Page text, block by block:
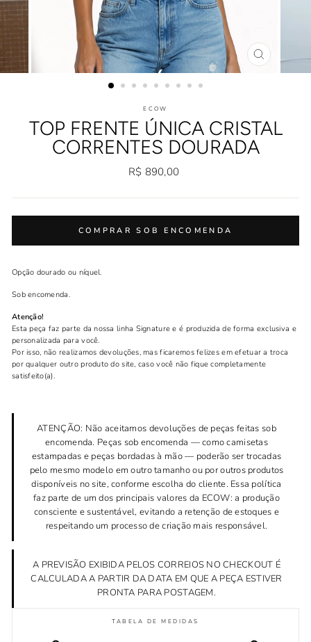
FECHAR
(ESC)
ECOW
TOP FRENTE ÚNICA CRISTAL
CORRENTES DOURADA
Preço
R$ 890,00
COMPRAR SOB ENCOMENDA
Opção dourado ou níquel.
Sob encomenda.
Atenção!
Esta peça faz parte da nossa linha Signature e é produzida de forma exclusiva e
personalizada para você.
Por isso, não realizamos devoluções, mas ficaremos felizes em efetuar a troca
por qualquer outro produto do site, caso você não fique completamente
satisfeito(a).
ATENÇÃO: Não aceitamos devoluções de peças feitas sob
encomenda. Peças sob encomenda — como camisetas
estampadas e peças bordadas à mão — poderão ser trocadas
pelo mesmo modelo em outro tamanho ou por outros produtos
disponíveis no site, conforme escolha do cliente. Essa política
faz parte de um dos principais valores da ECOW: a produção
consciente e sustentável, evitando a retenção de estoques e
respeitando um processo de criação mais responsável.
A PREVISÃO EXIBIDA PELOS CORREIOS NO CHECKOUT É
CALCULADA A PARTIR DA DATA EM QUE A PEÇA ESTIVER
PRONTA PARA POSTAGEM.
TABELA DE MEDIDAS